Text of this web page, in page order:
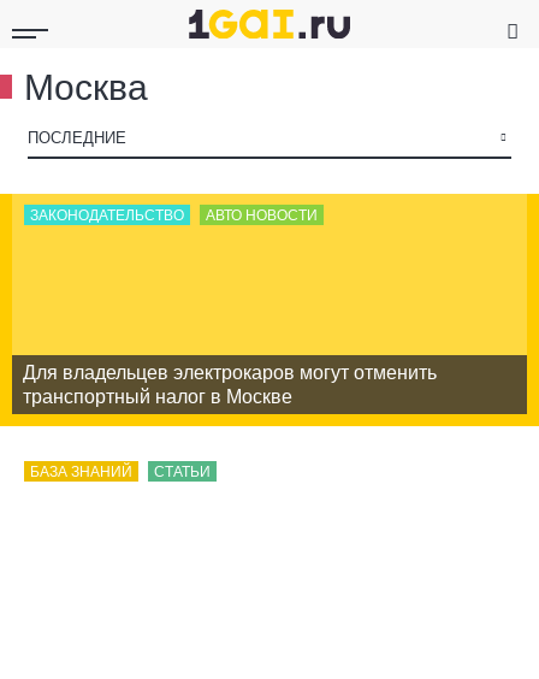
Москва
ПОСЛЕДНИЕ ▾
ЗАКОНОДАТЕЛЬСТВО АВТО НОВОСТИ
Для владельцев электрокаров могут отменить
транспортный налог в Москве
БАЗА ЗНАНИЙ СТАТЬИ